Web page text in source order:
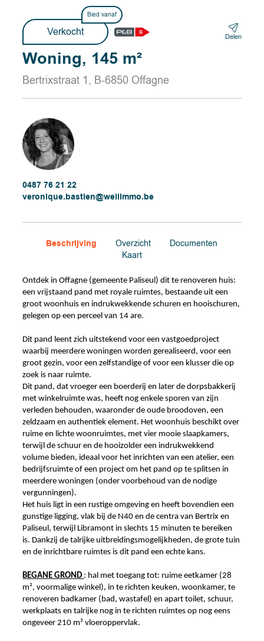
Bied vanaf
Verkocht Delen
Woning, 145 m²
Bertrixstraat 1, B-6850 Offagne
0487 76 21 22
veronique.bastien@wellimmo.be
Beschrijving Overzicht
Documenten
Kaart
Ontdek in Offagne (gemeente Paliseul) dit te renoveren huis:
een vrijstaand pand met royale ruimtes, bestaande uit een
groot woonhuis en indrukwekkende schuren en hooischuren,
gelegen op een perceel van 14 are.
Dit pand leent zich uitstekend voor een vastgoedproject
waarbij meerdere woningen worden gerealiseerd, voor een
groot gezin, voor een zelfstandige of voor een klusser die op
zoek is naar ruimte.
Dit pand, dat vroeger een boerderij en later de dorpsbakkerij
met winkelruimte was, heeft nog enkele sporen van zijn
verleden behouden, waaronder de oude broodoven, een
zeldzaam en authentiek element. Het woonhuis beschikt over
ruime en lichte woonruimtes, met vier mooie slaapkamers,
terwijl de schuur en de hooizolder een indrukwekkend
volume bieden, ideaal voor het inrichten van een atelier, een
bedrijfsruimte of een project om het pand op te splitsen in
meerdere woningen (onder voorbehoud van de nodige
vergunningen).
Het huis ligt in een rustige omgeving en heeft bovendien een
gunstige ligging, vlak bij de N40 en de centra van Bertrix en
Paliseul, terwijl Libramont in slechts 15 minuten te bereiken
is. Dankzij de talrijke uitbreidingsmogelijkheden, de grote tuin
en de inrichtbare ruimtes is dit pand een echte kans.
BEGANE GROND : hal met toegang tot: ruime eetkamer (28
m², voormalige winkel), in te richten keuken, woonkamer, te
renoveren badkamer (bad, wastafel) en apart toilet, schuur,
werkplaats en talrijke nog in te richten ruimtes op nog eens
ongeveer 210 m² vloeroppervlak.